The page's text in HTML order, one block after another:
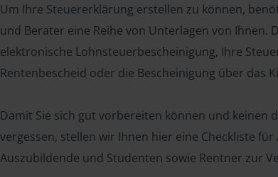
Um Ihre Steuererklärung erstellen zu können,
und Berater eine Reihe von Unterlagen von Ihnen.
elektronische Lohnsteuerbescheinigung, Ihre
Rentenbescheid oder die Bescheinigung über das
Damit Sie sich gut vorbereiten können und keinen
vergessen, stellen wir Ihnen hier eine Checkliste
Auszubildende und Studenten sowie Rentner zur